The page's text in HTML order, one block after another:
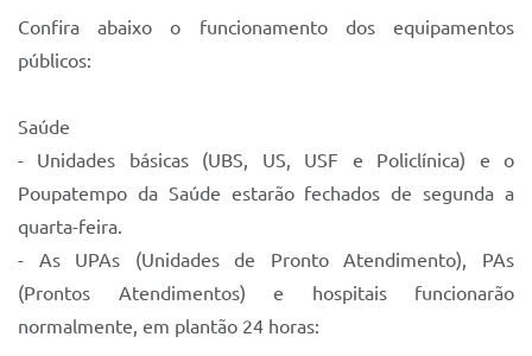
SIC
Autarquias
Confira abaixo o funcionamento dos equipamentos
públicos:
Saúde
- Unidades básicas (UBS, US, USF e Policlínica) e o
Poupatempo da Saúde estarão fechados de segunda a
quarta-feira.
- As UPAs (Unidades de Pronto Atendimento), PAs
(Prontos Atendimentos) e hospitais funcionarão
normalmente, em plantão 24 horas: